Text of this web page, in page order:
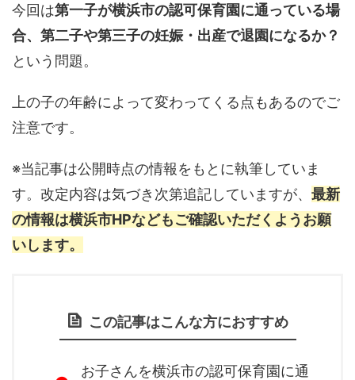
今回は第一子が横浜市の認可保育園に通っている場
合、第二子や第三子の妊娠・出産で退園になるか？
という問題。
上の子の年齢によって変わってくる点もあるのでご
注意です。
※当記事は公開時点の情報をもとに執筆していま
す。改定内容は気づき次第追記していますが、 最新
の情報は横浜市HPなどもご確認いただくようお願
いします。
この記事はこんな方におすすめ
お子さんを横浜市の認可保育園に通